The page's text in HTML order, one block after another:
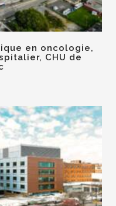
en oncologie,
CHU de